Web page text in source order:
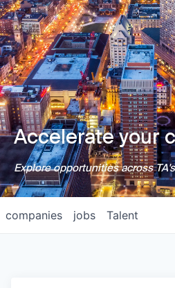
Accelerate your
Explore opportunities across
jobs
companies Talent